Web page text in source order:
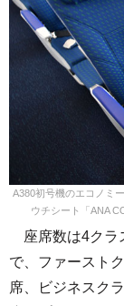
A380初号機のエコノミ
ウチシート「ANA
座席数は4クラ
で、ファースト
席、ビジネスク